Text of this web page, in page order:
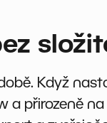
Když
a přirozeně na